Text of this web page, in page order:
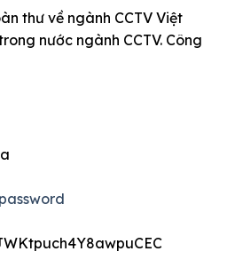
thư về ngành CCTV Việt
nước ngành CCTV. Công